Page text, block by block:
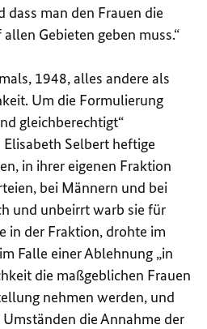
dass man den Frauen die
Gebieten geben muss.“
1948, alles andere als
Um die Formulierung
gleichberechtigt“
Selbert heftige
in ihrer eigenen Fraktion
bei Männern und bei
und unbeirrt warb sie für
in der Fraktion, drohte im
Falle einer Ablehnung „in
die maßgeblichen Frauen
nehmen werden, und
die Annahme der